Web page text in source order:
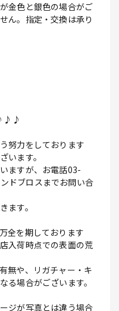
金色と銀色の場合がご
ん。指定・交換は承り
♪♪♪
努力をしております
います。
ますが、お電話03-
ドブロスまでお問い合
ます。
全を期しております
入荷時点での表面の荒
無や、リガチャー・キ
る場合がございます。
ジが写真とは違う場合